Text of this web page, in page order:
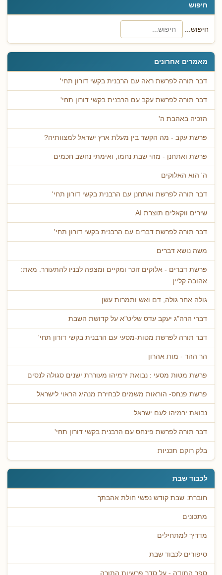
חיפוש
חיפוש...
מאמרים אחרונים
דבר תורה לפרשת ראה עם הרבנית בקשי דורון תחי'
דבר תורה לפרשת עקב עם הרבנית בקשי דורון תחי'
הזכיה באהבת ה'
פרשת עקב - מה הקשר בין מעלת ארץ ישראל למצוותיה?
פרשת ואתחנן - מהי שבת נחמו, ואימתי נחשב חכמים
ה' הוא האלוקים
דבר תורה לפרשת ואתחנן עם הרבנית בקשי דורון תחי'
שירים ווקאלים תוצרת AI
דבר תורה לפרשת דברים עם הרבנית בקשי דורון תחי'
משה נושא דברים
פרשת דברים - אלוקים זוכר ומקיים ומצפה לבניו להתעורר. מאת:
אהובה קליין
גולה אחר גולה, דם ואש ותמרות עשן
דברי הרה"ג יעקב עדס שליט"א על קדושת השבת
דבר תורה לפרשת מטות-מסעי עם הרבנית בקשי דורון תחי'
הר ההר - מות אהרון
פרשת מטות מסעי : נבואת ירמיהו מעוררת ישנים סגולה לנסים
פרשת פנחס- הוראות משמים לבחירת מנהיג הראוי לישראל
נבואת ירמיהו לעם ישראל
דבר תורה לפרשת פינחס עם הרבנית בקשי דורון תחי'
בלק רוקם תכניות
לכבוד שבת
חוברת: שבת קודש נפשי חולת אהבתך
מתכונים
מדריך למתחילים
סיפורים לכבוד שבת
ספר התודה - על סדר פרשיות התורה